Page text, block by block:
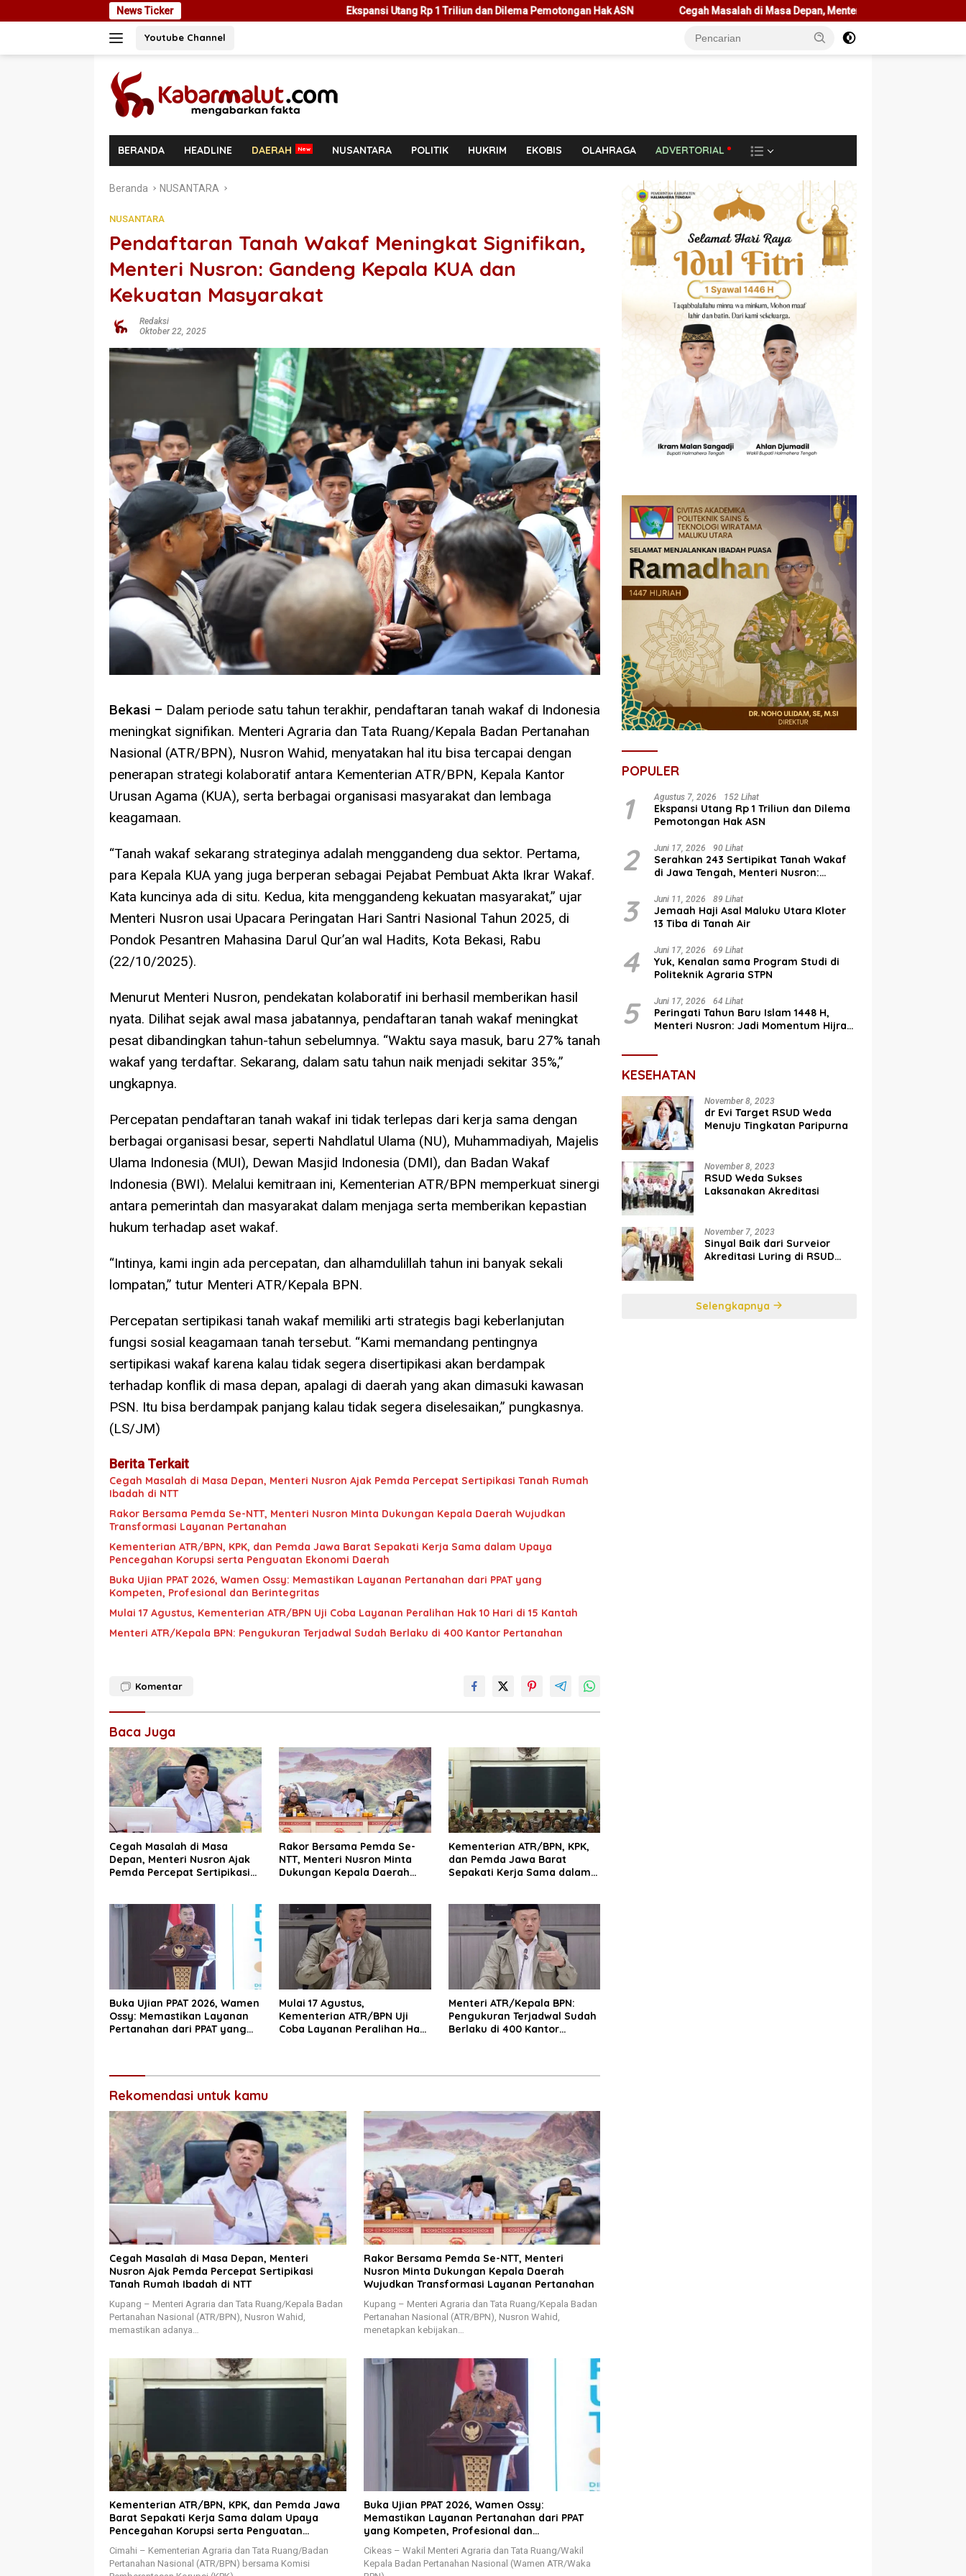
ke
News Ticker Ekspansi Utang Rp 1 Triliun dan Dilema Pemotongan Hak ASN Cegah Masalah di Masa Depan, Menteri Nusron Ajak Pemda Percepat Sertipikasi
Youtube Channel
BERANDA HEADLINE DAERAH NUSANTARA POLITIK HUKRIM EKOBIS OLAHRAGA ADVERTORIAL
L
Y
Beranda NUSANTARA
NUSANTARA
Pendaftaran Tanah Wakaf Meningkat Signifikan,
Menteri Nusron: Gandeng Kepala KUA dan
Kekuatan Masyarakat
Redaksi
Oktober 22, 2025
Bekasi – Dalam periode satu tahun terakhir, pendaftaran tanah wakaf di Indonesia
meningkat signifikan. Menteri Agraria dan Tata Ruang/Kepala Badan Pertanahan
Nasional (ATR/BPN), Nusron Wahid, menyatakan hal itu bisa tercapai dengan
penerapan strategi kolaboratif antara Kementerian ATR/BPN, Kepala Kantor
Urusan Agama (KUA), serta berbagai organisasi masyarakat dan lembaga
keagamaan.
“Tanah wakaf sekarang strateginya adalah menggandeng dua sektor. Pertama,
para Kepala KUA yang juga berperan sebagai Pejabat Pembuat Akta Ikrar Wakaf.
Kata kuncinya ada di situ. Kedua, kita menggandeng kekuatan masyarakat,” ujar
Menteri Nusron usai Upacara Peringatan Hari Santri Nasional Tahun 2025, di
Pondok Pesantren Mahasina Darul Qur’an wal Hadits, Kota Bekasi, Rabu
(22/10/2025).
Menurut Menteri Nusron, pendekatan kolaboratif ini berhasil memberikan hasil
nyata. Dilihat sejak awal masa jabatannya, pendaftaran tanah wakaf meningkat
pesat dibandingkan tahun-tahun sebelumnya. “Waktu saya masuk, baru 27% tanah
wakaf yang terdaftar. Sekarang, dalam satu tahun naik menjadi sekitar 35%,”
ungkapnya.
Percepatan pendaftaran tanah wakaf ini tidak terlepas dari kerja sama dengan
berbagai organisasi besar, seperti Nahdlatul Ulama (NU), Muhammadiyah, Majelis
Ulama Indonesia (MUI), Dewan Masjid Indonesia (DMI), dan Badan Wakaf
Indonesia (BWI). Melalui kemitraan ini, Kementerian ATR/BPN memperkuat sinergi
antara pemerintah dan masyarakat dalam menjaga serta memberikan kepastian
hukum terhadap aset wakaf.
“Intinya, kami ingin ada percepatan, dan alhamdulillah tahun ini banyak sekali
lompatan,” tutur Menteri ATR/Kepala BPN.
Percepatan sertipikasi tanah wakaf memiliki arti strategis bagi keberlanjutan
fungsi sosial keagamaan tanah tersebut. “Kami memandang pentingnya
sertipikasi wakaf karena kalau tidak segera disertipikasi akan berdampak
terhadap konflik di masa depan, apalagi di daerah yang akan dimasuki kawasan
PSN. Itu bisa berdampak panjang kalau tidak segera diselesaikan,” pungkasnya.
(LS/JM)
Berita Terkait
Cegah Masalah di Masa Depan, Menteri Nusron Ajak Pemda Percepat Sertipikasi Tanah Rumah
Ibadah di NTT
Rakor Bersama Pemda Se-NTT, Menteri Nusron Minta Dukungan Kepala Daerah Wujudkan
Transformasi Layanan Pertanahan
Kementerian ATR/BPN, KPK, dan Pemda Jawa Barat Sepakati Kerja Sama dalam Upaya
Pencegahan Korupsi serta Penguatan Ekonomi Daerah
Buka Ujian PPAT 2026, Wamen Ossy: Memastikan Layanan Pertanahan dari PPAT yang
Kompeten, Profesional dan Berintegritas
Mulai 17 Agustus, Kementerian ATR/BPN Uji Coba Layanan Peralihan Hak 10 Hari di 15 Kantah
Menteri ATR/Kepala BPN: Pengukuran Terjadwal Sudah Berlaku di 400 Kantor Pertanahan
Komentar
Baca Juga
Cegah Masalah di Masa
Depan, Menteri Nusron Ajak
Pemda Percepat Sertipikasi
Rakor Bersama Pemda Se-
NTT, Menteri Nusron Minta
Dukungan Kepala Daerah
Kementerian ATR/BPN, KPK,
dan Pemda Jawa Barat
Sepakati Kerja Sama dalam
Buka Ujian PPAT 2026, Wamen
Ossy: Memastikan Layanan
Pertanahan dari PPAT yang
Mulai 17 Agustus,
Kementerian ATR/BPN Uji
Coba Layanan Peralihan Hak
Menteri ATR/Kepala BPN:
Pengukuran Terjadwal Sudah
Berlaku di 400 Kantor
Rekomendasi untuk kamu
Cegah Masalah di Masa Depan, Menteri
Nusron Ajak Pemda Percepat Sertipikasi
Tanah Rumah Ibadah di NTT
Kupang – Menteri Agraria dan Tata Ruang/Kepala Badan
Pertanahan Nasional (ATR/BPN), Nusron Wahid,
memastikan adanya…
Rakor Bersama Pemda Se-NTT, Menteri
Nusron Minta Dukungan Kepala Daerah
Wujudkan Transformasi Layanan Pertanahan
Kupang – Menteri Agraria dan Tata Ruang/Kepala Badan
Pertanahan Nasional (ATR/BPN), Nusron Wahid,
menetapkan kebijakan…
Kementerian ATR/BPN, KPK, dan Pemda Jawa
Barat Sepakati Kerja Sama dalam Upaya
Pencegahan Korupsi serta Penguatan
Ekonomi Daerah
Cimahi – Kementerian Agraria dan Tata Ruang/Badan
Pertanahan Nasional (ATR/BPN) bersama Komisi
Buka Ujian PPAT 2026, Wamen Ossy:
Memastikan Layanan Pertanahan dari PPAT
yang Kompeten, Profesional dan
Berintegritas
Cikeas – Wakil Menteri Agraria dan Tata Ruang/Wakil
Kepala Badan Pertanahan Nasional (Wamen ATR/Waka
POPULER
1 Agustus 7, 2026 152 Lihat
Ekspansi Utang Rp 1 Triliun dan Dilema
Pemotongan Hak ASN
2 Juni 17, 2026 90 Lihat
Serahkan 243 Sertipikat Tanah Wakaf
di Jawa Tengah, Menteri Nusron:
Selesaikan Kepastian Hukum Aset
Umat
3 Juni 11, 2026 89 Lihat
Jemaah Haji Asal Maluku Utara Kloter
13 Tiba di Tanah Air
4 Juni 17, 2026 69 Lihat
Yuk, Kenalan sama Program Studi di
Politeknik Agraria STPN
5 Juni 17, 2026 64 Lihat
Peringati Tahun Baru Islam 1448 H,
Menteri Nusron: Jadi Momentum Hijrah
KESEHATAN
November 8, 2023
dr Evi Target RSUD Weda
Menuju Tingkatan Paripurna
November 8, 2023
RSUD Weda Sukses
Laksanakan Akreditasi
November 7, 2023
Sinyal Baik dari Surveior
Akreditasi Luring di RSUD
Selengkapnya